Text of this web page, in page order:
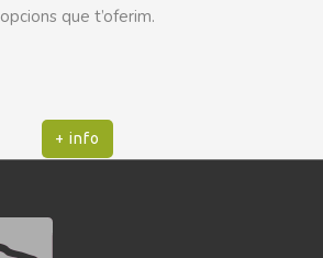
opcions que t’oferim.
+ info